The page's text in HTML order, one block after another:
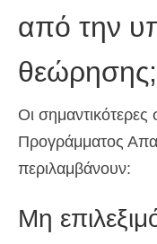
από την
θεώρησης;
Οι
Προγράμματος
περιλαμβάνουν:
Μη